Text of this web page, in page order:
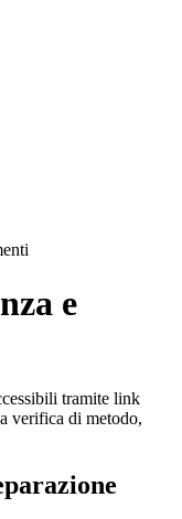
e
tramite link
verifica di metodo,